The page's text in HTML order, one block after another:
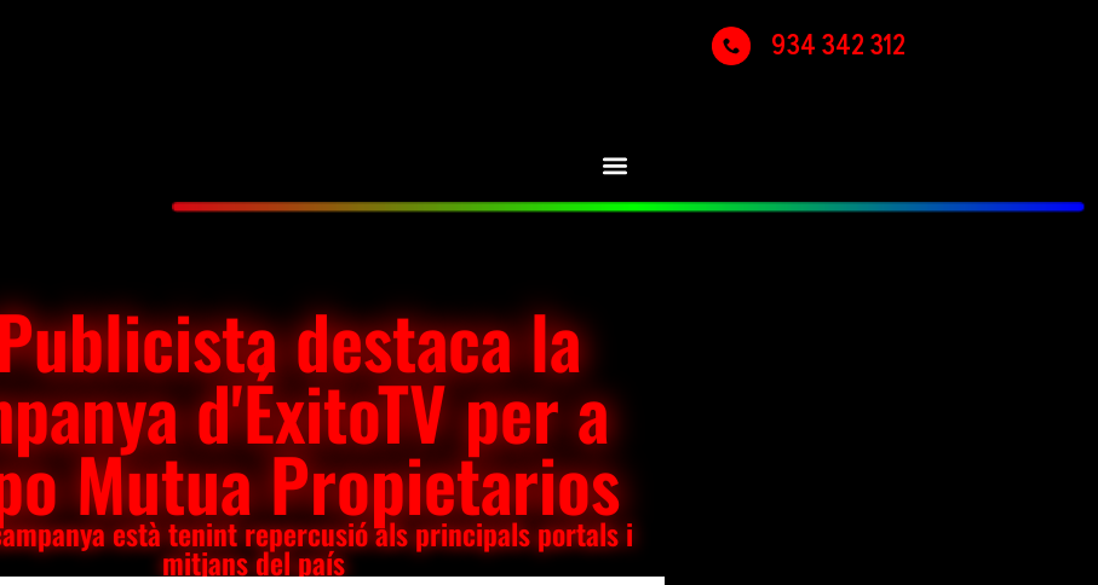
934 342 312
destaca la
d'ÉxitoTV per a
Mutua Propietarios
està tenint repercusió als principals portals i
mitjans del país